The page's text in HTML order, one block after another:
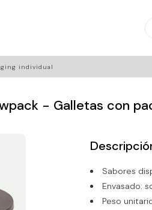
individual
- Galletas con
Sabores
Envasado:
Peso